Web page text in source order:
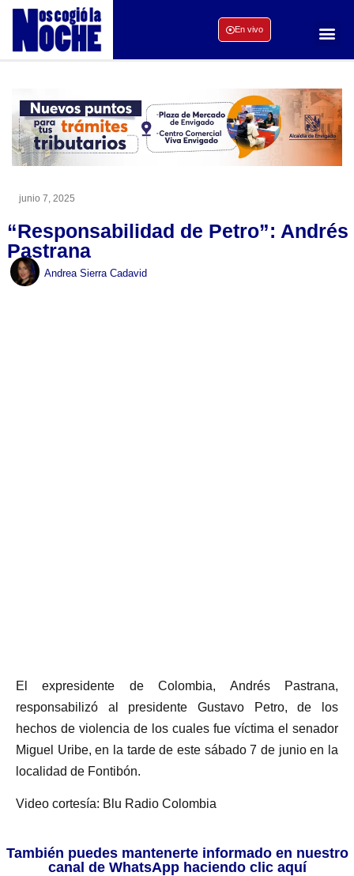
En vivo
junio 7, 2025
“Responsabilidad de Petro”: Andrés
Pastrana
Andrea Sierra Cadavid
El expresidente de Colombia, Andrés Pastrana,
responsabilizó al presidente Gustavo Petro, de los
hechos de violencia de los cuales fue víctima el senador
Miguel Uribe, en la tarde de este sábado 7 de junio en la
localidad de Fontibón.
Video cortesía: Blu Radio Colombia
También puedes mantenerte informado en nuestro
canal de WhatsApp haciendo clic aquí